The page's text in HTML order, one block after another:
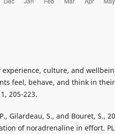
experience, culture, and
feel, behave, and think in
205-223.
Gilardeau, S., and Bouret, S.,
of noradrenaline in effort.